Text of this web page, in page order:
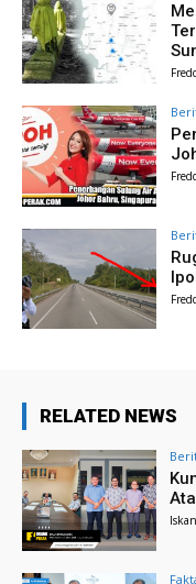
RELATED NEWS